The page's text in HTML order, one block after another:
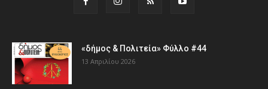
«δήμος & Πολιτεία» Φύλλο #44
13 Απριλίου 2026